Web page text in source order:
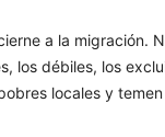
a la migración.
los débiles, los
locales y